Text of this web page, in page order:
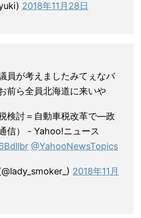
2018年11月28日
員が考えましたみてぇなバ
前ら全員北海道に来いや
検討＝自動車税改革で―政
信） - Yahoo!ニュース
@YahooNewsTopics
2018年11月